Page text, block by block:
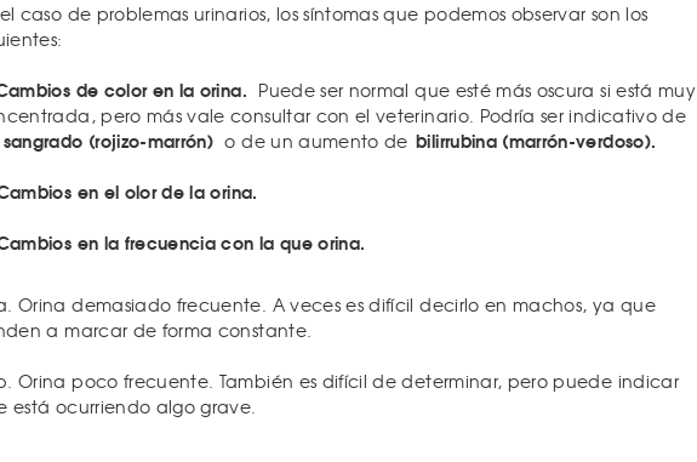
caso de problemas urinarios, los síntomas que podemos observar son los
de color en la orina. Puede ser normal que esté más oscura si está muy
pero más vale consultar con el veterinario. Podría ser indicativo de
sangrado (rojizo-marrón) o de un aumento de bilirrubina (marrón-verdoso).
en el olor de la orina.
en la frecuencia con la que orina.
Orina demasiado frecuente. A veces es difícil decirlo en machos, ya que
a marcar de forma constante.
Orina poco frecuente. También es difícil de determinar, pero puede indicar
está ocurriendo algo grave.